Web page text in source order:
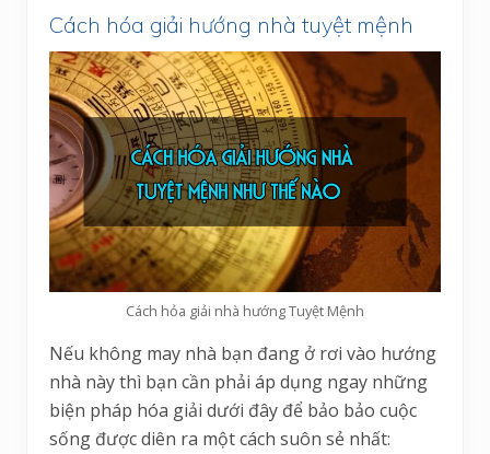
Cách hóa giải hướng nhà tuyệt mệnh
Cách hỏa giải nhà hướng Tuyệt Mệnh
Nếu không may nhà bạn đang ở rơi vào hướng
nhà này thì bạn cần phải áp dụng ngay những
biện pháp hóa giải dưới đây để bảo bảo cuộc
sống được diên ra một cách suôn sẻ nhất: